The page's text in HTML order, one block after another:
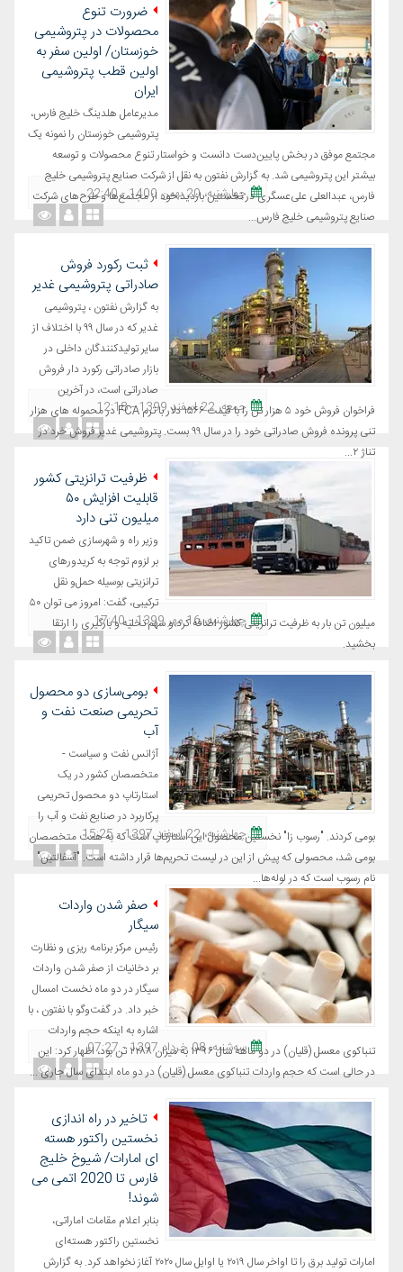
ضرورت تنوع
محصولات در پتروشیمی
خوزستان/ اولین سفر به
اولین قطب پتروشیمی
ایران
مدیرعامل هلدینگ خلیج فارس،
پتروشیمی خوزستان را نمونه‌ یک
مجتمع موفق در بخش پایین‌دست دانست و خواستار تنوع محصولات و توسعه
بیشتر این پتروشیمی شد. به گزارش نفتون به نقل از شرکت صنایع پتروشیمی خلیج
فارس، عبدالعلی علی‌عسگری در نخستین بازدید خود از مجتمع‌ها و طرح‌های شرکت
صنایع پتروشیمی خلیج فارس...
چهارشنبه، 20 بهمن 1400 - 22:40
ثبت رکورد فروش
صادراتی پتروشیمی غدیر
به گزارش نفتون ، پتروشیمی
غدیر که در سال ۹۹ با اختلاف از
سایر تولیدکنندگان داخلی در
بازار صادراتی رکورد دار فروش
صادراتی است، در آخرین
فراخوان فروش خود ۵ هزار تن را با قیمت ۱۵۶۶ دلار با ترم FCA در محموله های هزار
تنی پرونده فروش صادراتی خود را در سال ۹۹ بست. پتروشیمی غدیر فروش خرد در
تناژ ۲...
جمعه، 22 اسفند 1399 - 12:18
ظرفیت ترانزیتی کشور
قابلیت افزایش ۵۰
میلیون تنی دارد
وزیر راه و شهرسازی ضمن تاکید
بر لزوم توجه به کریدورهای
ترانزیتی بوسیله حمل‌و نقل
ترکیبی، گفت: امروز می توان ۵۰
میلیون تن بار به ظرفیت ترانزیتی کشور اضافه کرد و سهم تخلیه و بارگیری را ارتقا
بخشید.
چهارشنبه، 16 مهر 1399 - 17:40
بومی‌سازی دو محصول
تحریمی صنعت نفت و
آب
آژانس نفت و سیاست -
متخصصان کشور در یک
استارتاپ دو محصول تحریمی
پرکاربرد در صنایع نفت و آب را
بومی کردند. "رسوب زا" نخستین محصول این استارتاپ است که به همت متخصصان
بومی شد، محصولی که پیش از این در لیست تحریم‌ها قرار داشته است. "آسفالتین"
نام رسوب است که در لوله‌ها...
چهارشنبه، 22 اسفند 1397 - 15:25
صفر شدن واردات
سیگار
رئیس مرکز برنامه ریزی و نظارت
بر دخانیات از صفر شدن واردات
سیگار در دو ماه نخست امسال
خبر داد. در گفت‌وگو با نفتون ، با
اشاره به اینکه حجم واردات
تنباکوی معسل (قلیان) در دو ماهه سال ۱۳۹۶ به میزان ۲۲۸۸ تن بود، اظهار کرد: این
در حالی است که حجم واردات تنباکوی معسل (قلیان) در دو ماه ابتدای سال جاری ...
ﺳﻪشنبه، 08 خرداد 1397 - 07:27
تاخیر در راه اندازی
نخستین راکتور هسته
ای امارات/ شیوخ خلیج
فارس تا 2020 اتمی می
شوند!
بنابر اعلام مقامات اماراتی،
نخستین راکتور هسته‌ای
امارات تولید برق را تا اواخر سال ۲۰۱۹ یا اوایل سال ۲۰۲۰ آغاز نخواهد کرد. به گزارش